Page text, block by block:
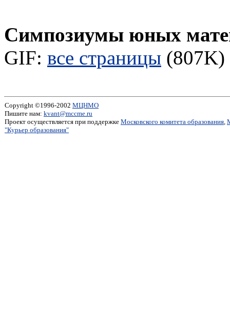
Симпозиумы юных
GIF: все страницы
Copyright ©1996-2002 МЦНМО
Пишите нам: kvant@mccme.ru
Проект осуществляется при поддержке Московского комитета образования,
"Курьер образования"